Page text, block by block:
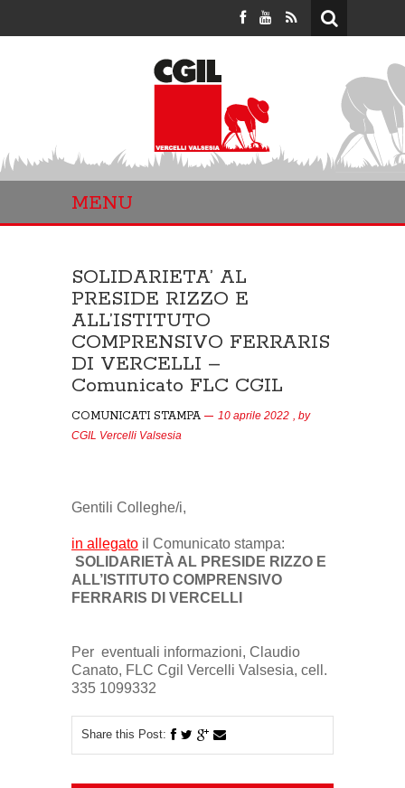
MENU
SOLIDARIETA’ AL
PRESIDE RIZZO E
ALL’ISTITUTO
COMPRENSIVO FERRARIS
DI VERCELLI –
Comunicato FLC CGIL
COMUNICATI STAMPA 10 aprile 2022 , by
CGIL Vercelli Valsesia
Gentili Colleghe/i,
in allegato il Comunicato stampa:
SOLIDARIETÀ AL PRESIDE RIZZO E
ALL’ISTITUTO COMPRENSIVO
FERRARIS DI VERCELLI
Per eventuali informazioni, Claudio
Canato, FLC Cgil Vercelli Valsesia, cell.
335 1099332
Share this Post: